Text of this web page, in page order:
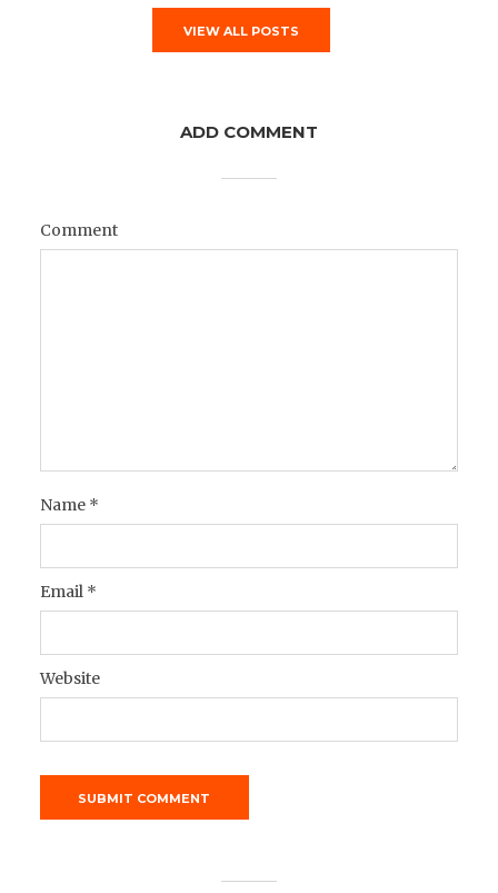
VIEW ALL POSTS
ADD COMMENT
Comment
Name *
Email *
Website